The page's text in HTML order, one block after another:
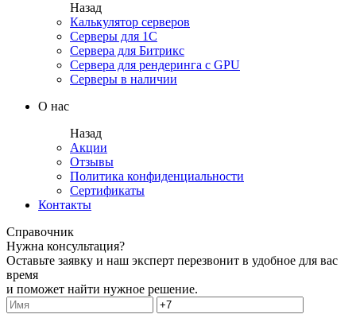
Назад
Калькулятор серверов
Серверы для 1С
Сервера для Битрикс
Сервера для рендеринга с GPU
Серверы в наличии
О нас
Назад
Акции
Отзывы
Политика конфиденциальности
Сертификаты
Контакты
Справочник
Нужна консультация?
Оставьте заявку и наш эксперт перезвонит в удобное для вас
время
и поможет найти нужное решение.